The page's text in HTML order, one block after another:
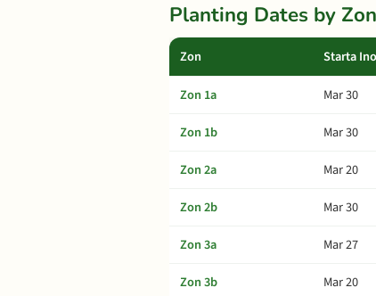
Planting Dates by
Zon Starta
Zon 1a Mar 30
Zon 1b
Mar 30
Zon 2a
Mar 20
Zon 2b
Mar 30
Zon 3a
Mar 27
Zon 3b
Mar 20